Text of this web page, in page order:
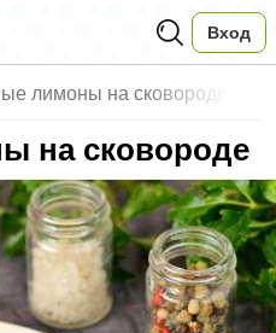
Вход
лимоны на сковороде
на сковороде